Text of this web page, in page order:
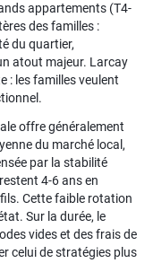
appartements (T4-
des familles :
du quartier,
atout majeur. Larcay
: les familles veulent
offre généralement
du marché local,
par la stabilité
4-6 ans en
Cette faible rotation
Sur la durée, le
vides et des frais de
celui de stratégies plus